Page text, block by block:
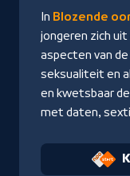
In Blozende
jongeren zich
aspecten van
seksualiteit en
en kwetsbaar
met daten,